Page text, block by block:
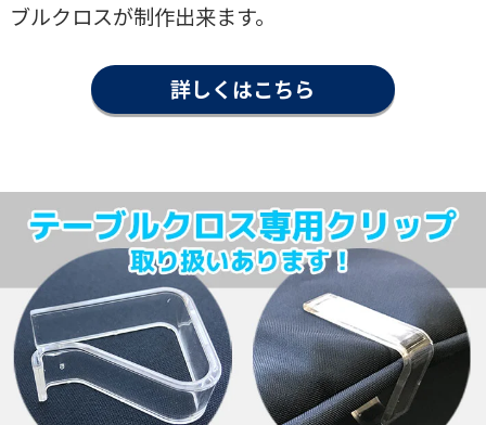
ブルクロスが制作出来ます。
詳しくはこちら